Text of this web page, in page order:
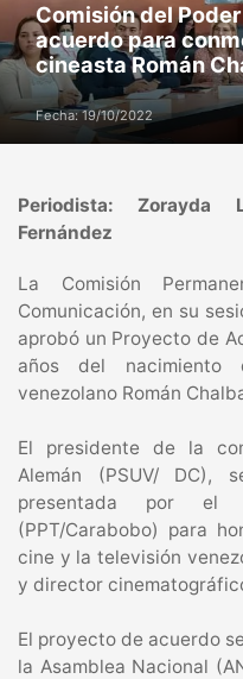
Comisión del
acuerdo para
cineasta Román
Fecha: 19/10/2022
Periodista: Zorayda
Fernández
La Comisión
Comunicación, en su
aprobó un Proyecto de
años del nacimiento
venezolano Román
El presidente de la
Alemán (PSUV/ DC),
presentada por el
(PPT/Carabobo) para
cine y la televisión
y director
El proyecto de acuerdo
la Asamblea Nacional